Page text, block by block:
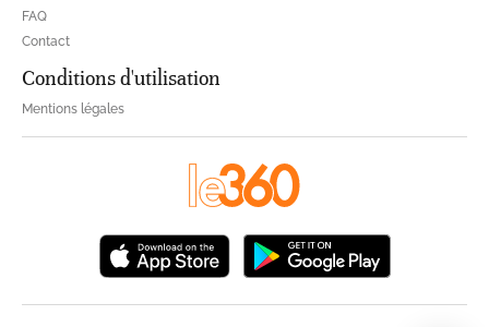
FAQ
Contact
Conditions d'utilisation
Mentions légales